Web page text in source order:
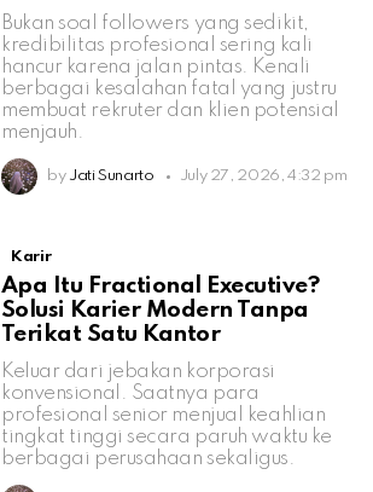
Bukan soal followers yang sedikit,
kredibilitas profesional sering kali
hancur karena jalan pintas. Kenali
berbagai kesalahan fatal yang justru
membuat rekruter dan klien potensial
menjauh.
by Jati Sunarto July 27, 2026, 4:32 pm
Karir
Apa Itu Fractional Executive?
Solusi Karier Modern Tanpa
Terikat Satu Kantor
Keluar dari jebakan korporasi
konvensional. Saatnya para
profesional senior menjual keahlian
tingkat tinggi secara paruh waktu ke
berbagai perusahaan sekaligus.